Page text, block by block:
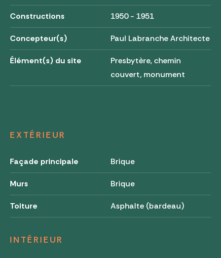
Constructions 1950 - 1951
Concepteur(s) Paul Labranche Architecte
Élément(s) du site
Presbytère, chemin
couvert, monument
EXTÉRIEUR
Façade principale Brique
Murs Brique
Toiture Asphalte (bardeau)
INTÉRIEUR